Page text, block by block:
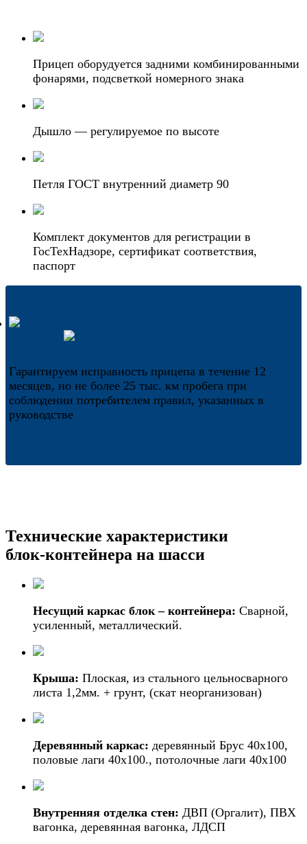
Прицеп оборудуется задними комбинированными
фонарями, подсветкой номерного знака
Дышло — регулируемое по высоте
Петля ГОСТ внутренний диаметр 90
Комплект документов для регистрации в
ГосТехНадзоре, сертификат соответствия,
паспорт
Гарантируем исправность прицепа в течение 12
месяцев, но не более 25 тыс. км пробега при
соблюдении потребителем правил, указанных в
руководстве
Технические характеристики
блок-контейнера на шасси
Несущий каркас блок – контейнера: Сварной,
усиленный, металлический.
Крыша: Плоская, из стального цельносварного
листа 1,2мм. + грунт, (скат неорганизован)
Деревянный каркас: деревянный Брус 40х100,
половые лаги 40х100., потолочные лаги 40х100
Внутренняя отделка стен: ДВП (Оргалит), ПВХ
вагонка, деревянная вагонка, ЛДСП